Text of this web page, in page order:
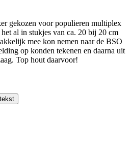
gekozen voor populieren multiplex
al in stukjes van ca. 20 bij 20 cm
mee kon nemen naar de BSO
op konden tekenen en daarna uit
Top hout daarvoor!